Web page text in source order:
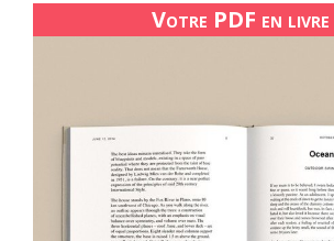
Votre PDF en livre